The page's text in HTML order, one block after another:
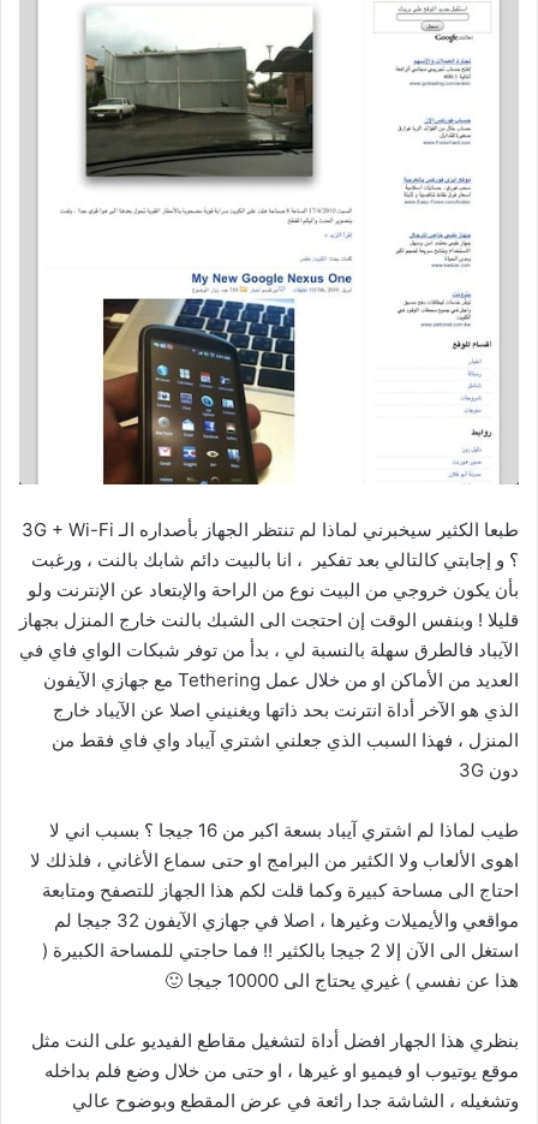
طبعا الكثير سيخبرني لماذا لم تنتظر الجهاز بأصداره الـ 3G + Wi-Fi
؟ و إجابتي كالتالي بعد تفكير ، انا بالبيت دائم شابك بالنت ، ورغبت
بأن يكون خروجي من البيت نوع من الراحة والإبتعاد عن الإنترنت ولو
قليلا ! وبنفس الوقت إن احتجت الى الشبك بالنت خارج المنزل بجهاز
الآيباد فالطرق سهلة بالنسبة لي ، بدأ من توفر شبكات الواي فاي في
العديد من الأماكن او من خلال عمل Tethering مع جهازي الآيفون
الذي هو الآخر أداة انترنت بحد ذاتها ويغنيني اصلا عن الآيباد خارج
المنزل ، فهذا السبب الذي جعلني اشتري آيباد واي فاي فقط من
دون 3G
طيب لماذا لم اشتري آيباد بسعة اكبر من 16 جيجا ؟ بسبب اني لا
اهوى الألعاب ولا الكثير من البرامج او حتى سماع الأغاني ، فلذلك لا
احتاج الى مساحة كبيرة وكما قلت لكم هذا الجهاز للتصفح ومتابعة
مواقعي والأيميلات وغيرها ، اصلا في جهازي الآيفون 32 جيجا لم
استغل الى الآن إلا 2 جيجا بالكثير !! فما حاجتي للمساحة الكبيرة (
هذا عن نفسي ) غيري يحتاج الى 10000 جيجا 🙂
بنظري هذا الجهار افضل أداة لتشغيل مقاطع الفيديو على النت مثل
موقع يوتيوب او فيميو او غيرها ، او حتى من خلال وضع فلم بداخله
وتشغيله ، الشاشة جدا رائعة في عرض المقطع وبوضوح عالي